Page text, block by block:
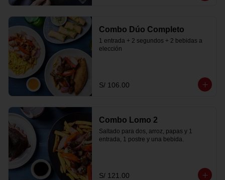
Combo Dúo Completo
1 entrada + 2 segundos + 2 bebidas a
elección
S/ 106.00
Combo Lomo 2
Saltado para dos, arroz, papas y 1
entrada, 1 postre y una bebida.
S/ 121.00